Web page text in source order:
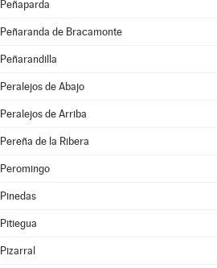
Peñaparda
Peñaranda de Bracamonte
Peñarandilla
Peralejos de Abajo
Peralejos de Arriba
Pereña de la Ribera
Peromingo
Pinedas
Pitiegua
Pizarral